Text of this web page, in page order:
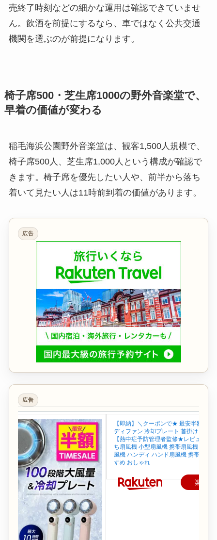
売終了時刻などの細かな運用は確認できていませ
ん。飲酒を前提にするなら、車ではなく公共交通
機関を選ぶのが前提になります。
椅子席500・芝生席1000の野外音楽堂で、
早着の価値が変わる
稲毛海浜公園野外音楽堂は、観客1,500人規模で、
椅子席500人、芝生席1,000人という構成が確認で
きます。椅子席を優先したい人や、前半から落ち
着いて見たい人は11時前到着の価値があります。
広告
広告
【即納】＼クーポンで★ 最安半額~／
ディファン 冷却プレート 首掛け 首か
【熱中症予防管理者監修★レビュー特
ち扇風機 小型扇風機 携帯扇風機 ネッ
風機 ハンディ ハンド扇風機 携帯 せん
すめ おしゃれ
楽天で